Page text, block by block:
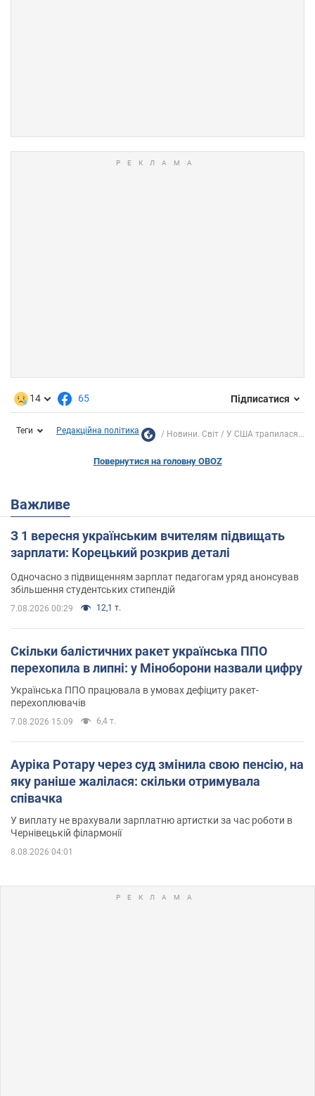
14 65 Підписатися
Теги Редакційна політика Новини. Світ У США трапилася...
Повернутися на головну OBOZ
Важливе
З 1 вересня українським вчителям підвищать
зарплати: Корецький розкрив деталі
Одночасно з підвищенням зарплат педагогам уряд анонсував
збільшення студентських стипендій
7.08.2026 00:29 12,1 т.
Скільки балістичних ракет українська ППО
перехопила в липні: у Міноборони назвали цифру
Українська ППО працювала в умовах дефіциту ракет-
перехоплювачів
7.08.2026 15:09 6,4 т.
Ауріка Ротару через суд змінила свою пенсію, на
яку раніше жалілася: скільки отримувала
співачка
У виплату не врахували зарплатню артистки за час роботи в
Чернівецькій філармонії
8.08.2026 04:01